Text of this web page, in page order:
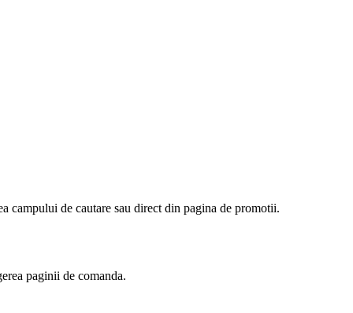
campului de cautare sau direct din pagina de promotii.
paginii de comanda.